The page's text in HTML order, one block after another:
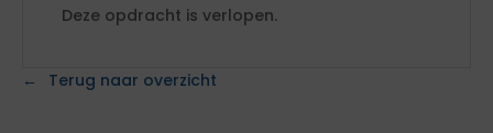
Deze opdracht is verlopen.
Terug naar overzicht